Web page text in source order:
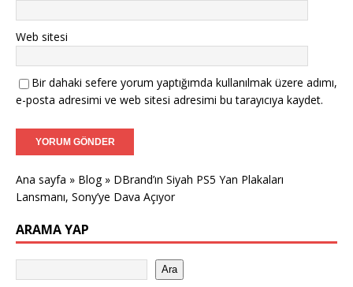
Web sitesi
Bir dahaki sefere yorum yaptığımda kullanılmak üzere adımı,
e-posta adresimi ve web sitesi adresimi bu tarayıcıya kaydet.
Ana sayfa » Blog» DBrand’ın Siyah PS5 Yan Plakaları
Lansmanı, Sony’ye Dava Açıyor
ARAMA YAP
Ara